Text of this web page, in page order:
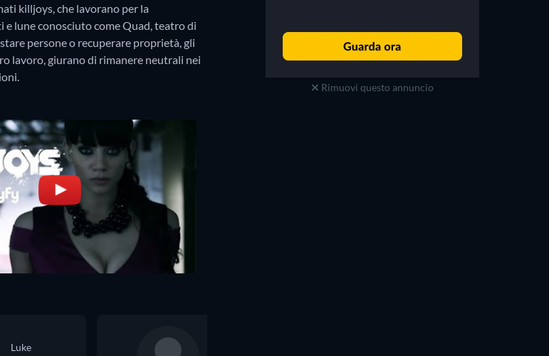
killjoys, che lavorano per la
lune conosciuto come Quad, teatro di
persone o recuperare proprietà, gli
lavoro, giurano di rimanere neutrali nei
Rimuovi questo annuncio